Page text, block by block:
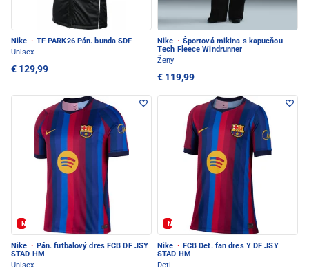
Nike · TF PARK26 Pán. bunda SDF
Unisex
€ 129,99
Nike · Športová mikina s kapucňou
Tech Fleece Windrunner
Ženy
€ 119,99
Nové
Nike · Pán. futbalový dres FCB DF JSY
STAD HM
Unisex
Nové
Nike · FCB Det. fan dres Y DF JSY
STAD HM
Deti